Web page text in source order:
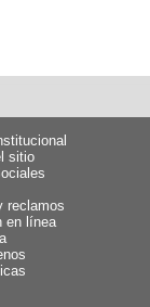
sitio
reclamos
en línea